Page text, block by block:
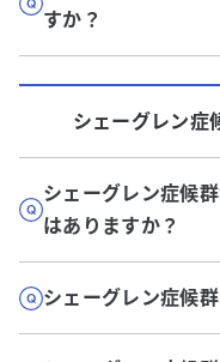
すか？
シェーグレン症
シェーグレン症候
はありますか？
シェーグレン症候